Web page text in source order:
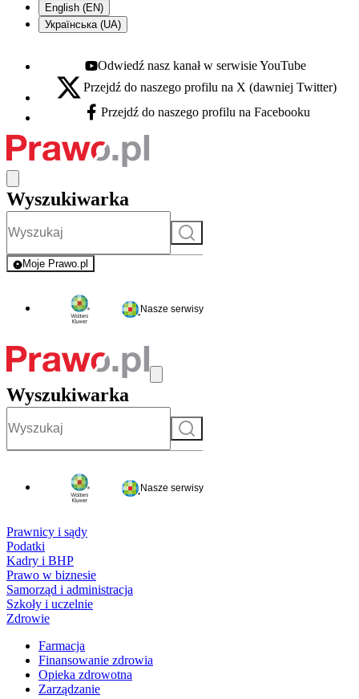
English (EN)
Українська (UA)
Youtube - otwiera się w nowej karcie
Odwiedź nasz kanał w serwisie YouTube
X - otwiera się w nowej karcie
Przejdź do naszego profilu na X (dawniej Twitter)
Facebook - otwiera się w nowej karcie
Przejdź do naszego profilu na Facebooku
Wyszukiwarka
Szukaj
Moje Prawo.pl
- rejestracja i logowanie do serwisu
Nasze serwisy
Wyszukiwarka
Szukaj
Nasze serwisy
Prawnicy i sądy
Podatki
Kadry i BHP
Prawo w biznesie
Samorząd i administracja
Szkoły i uczelnie
Zdrowie
Farmacja
Finansowanie zdrowia
Opieka zdrowotna
Zarządzanie